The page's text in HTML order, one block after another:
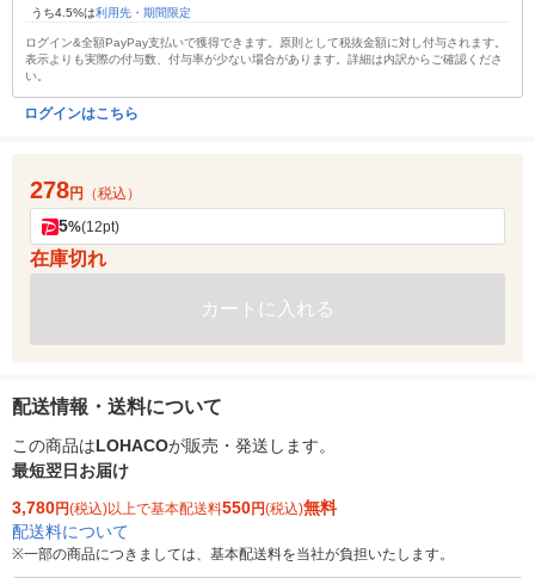
うち4.5%は利用先・期間限定
ログイン&全額PayPay支払いで獲得できます。原則として税抜金額に対し付与されます。
表示よりも実際の付与数、付与率が少ない場合があります。詳細は内訳からご確認くださ
い。
ログインはこちら
278円 （税込）
5%(12pt)
在庫切れ
カートに入れる
配送情報・送料について
この商品はLOHACOが販売・発送します。
最短翌日お届け
3,780円(税込)以上で基本配送料550円(税込)無料
配送料について
※一部の商品につきましては、基本配送料を当社が負担いたします。